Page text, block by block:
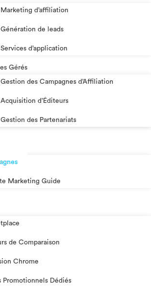
Marketing d’affiliation
Génération de leads
Services d’application
Gérés
Gestion des Campagnes d’Affiliation​
Acquisition d’Éditeurs
Gestion des Partenariats
Marketing Guide
de Comparaison
Chrome
Promotionnels Dédiés